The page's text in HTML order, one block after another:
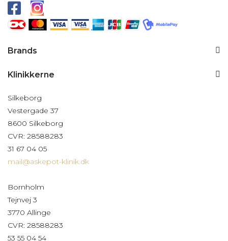
Brands
Klinikkerne
Silkeborg
Vestergade 37
8600 Silkeborg
CVR: 28588283
31 67 04 05
mail@askepot-klinik.dk
Bornholm
Tejnvej 3
3770 Allinge
CVR: 28588283
53 55 04 54